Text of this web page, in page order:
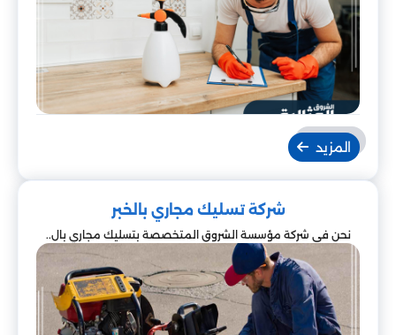
المزيد
شركة تسليك مجاري بالخبر
نحن في شركة مؤسسة الشروق المتخصصة بتسليك مجاري بال..